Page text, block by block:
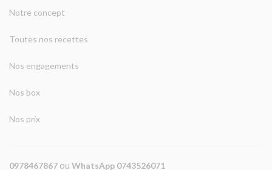
Notre concept
Toutes nos recettes
Nos engagements
Nos box
Nos prix
0978467867 ou WhatsApp 0743526071